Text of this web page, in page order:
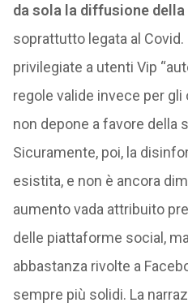
da sola la diffusione
soprattutto legata al
privilegiate a utenti Vip
regole valide invece per
non depone a favore della
Sicuramente, poi, la
esistita, e non è ancora
aumento vada attribuito
delle piattaforme social,
abbastanza rivolte a
sempre più solidi. La